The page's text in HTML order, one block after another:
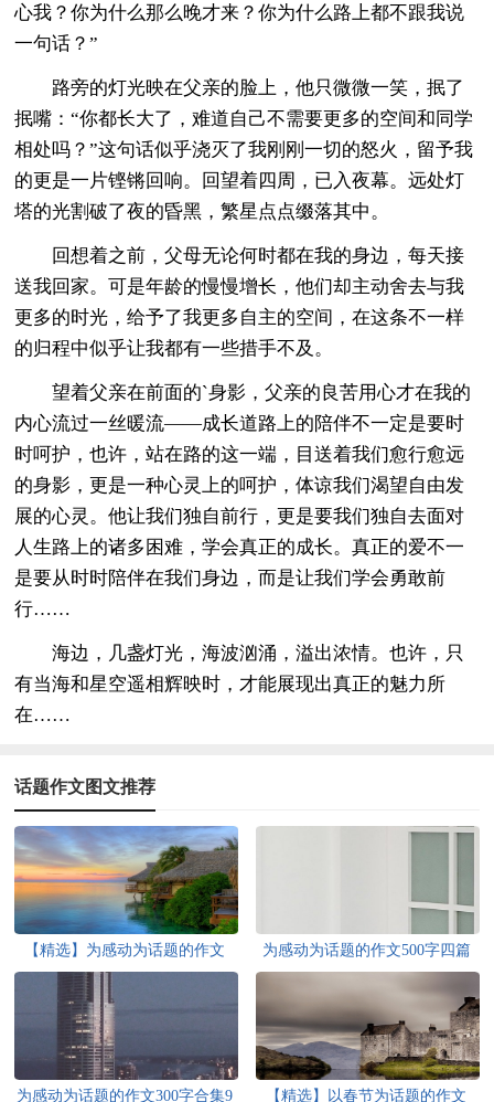
心我？你为什么那么晚才来？你为什么路上都不跟我说
一句话？”
路旁的灯光映在父亲的脸上，他只微微一笑，抿了
抿嘴：“你都长大了，难道自己不需要更多的空间和同学
相处吗？”这句话似乎浇灭了我刚刚一切的怒火，留予我
的更是一片铿锵回响。回望着四周，已入夜幕。远处灯
塔的光割破了夜的昏黑，繁星点点缀落其中。
回想着之前，父母无论何时都在我的身边，每天接
送我回家。可是年龄的慢慢增长，他们却主动舍去与我
更多的时光，给予了我更多自主的空间，在这条不一样
的归程中似乎让我都有一些措手不及。
望着父亲在前面的`身影，父亲的良苦用心才在我的
内心流过一丝暖流——成长道路上的陪伴不一定是要时
时呵护，也许，站在路的这一端，目送着我们愈行愈远
的身影，更是一种心灵上的呵护，体谅我们渴望自由发
展的心灵。他让我们独自前行，更是要我们独自去面对
人生路上的诸多困难，学会真正的成长。真正的爱不一
是要从时时陪伴在我们身边，而是让我们学会勇敢前
行……
海边，几盏灯光，海波汹涌，溢出浓情。也许，只
有当海和星空遥相辉映时，才能展现出真正的魅力所
在……
话题作文图文推荐
【精选】为感动为话题的作文
300字3篇
为感动为话题的作文500字四篇
为感动为话题的作文300字合集9 【精选】以春节为话题的作文